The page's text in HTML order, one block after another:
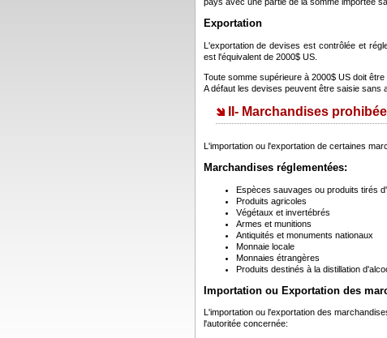
Exportation
L'exportation de devises est contrôlée et
est l'équivalent de 2000$ US.
Toute somme supérieure à 2000$ US doit
A défaut les devises peuvent être saisie sans
II- Marchandises
L'importation ou l'exportation de certaines
Marchandises réglementées:
Espèces sauvages ou produits tirés
Produits agricoles
Végétaux et invertébrés
Armes et munitions
Antiquités et monuments nationaux
Monnaie locale
Monnaies étrangères
Produits destinés à la distillation
Importation ou Exportation des
L'importation ou l'exportation des
l'autoritée concernée: